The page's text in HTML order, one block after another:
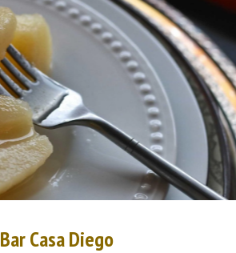
Bar Casa Diego